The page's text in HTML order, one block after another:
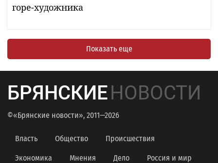
горе-художника
Показать еще
БРЯНСКИЕНОВОСТИ
©«Брянские новости», 2011—2026
Власть Общество Происшествия
Экономика Мнения Дело Россия и мир